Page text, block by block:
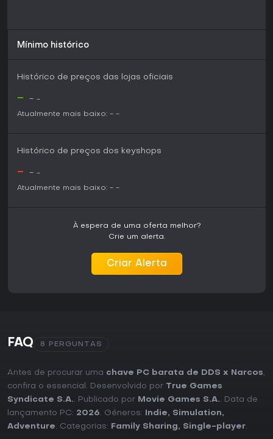
Mínimo histórico
Histórico de preços das lojas oficiais
- - -
Atualmente mais baixo: - -
Histórico de preços dos keyshops
- - -
Atualmente mais baixo: - -
À espera de uma oferta melhor?
Crie um alerta.
Criar Alerta
FAQ 8 PERGUNTAS
Antes de procurar uma chave PC barata de DDS x Narcos,
confira o essencial. Desenvolvido por True Games
Syndicate S.A.. Publicado por Movie Games S.A.. Data de
lançamento PC: 2026. Géneros: Indie, Simulation,
Adventure. Categorias: Family Sharing, Single-player.